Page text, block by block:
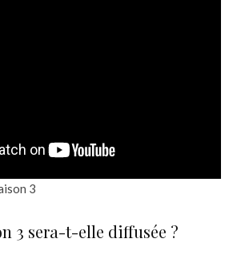
3
3 sera-t-elle diffusée ?